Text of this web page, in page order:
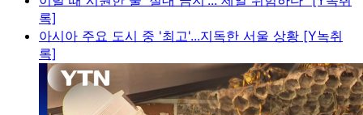
록]
아시아 주요 도시 중 '최고'...지독한 서울 상황 [Y녹취
록]